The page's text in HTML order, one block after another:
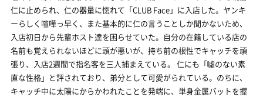
仁に止められ、仁の器量に惚れて「CLUB Face」に入店した。ヤンキ
ーらしく喧嘩っ早く、また基本的に仁の言うことしか聞かないため、
入店初日から先輩ホスト達を困らせていた。自分の在籍している店の
名前も覚えられないほどに頭が悪いが、持ち前の根性でキャッチを頑
張り、入店2週間で指名客を三人捕まえている。 仁にも「噓のない素
直な性格」と評されており、弟分として可愛がられている。のちに、
キャッチ中に太陽にからかわれたことを発端に、単身金属バットを握